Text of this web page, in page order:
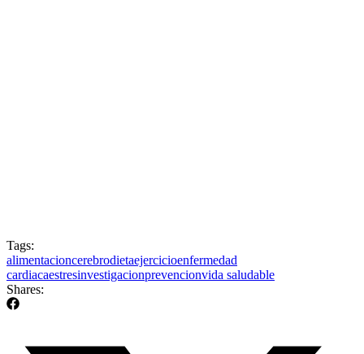
Tags:
alimentacioncerebrodietaejercicioenfermedad
cardiacaestresinvestigacionprevencionvida saludable
Shares: